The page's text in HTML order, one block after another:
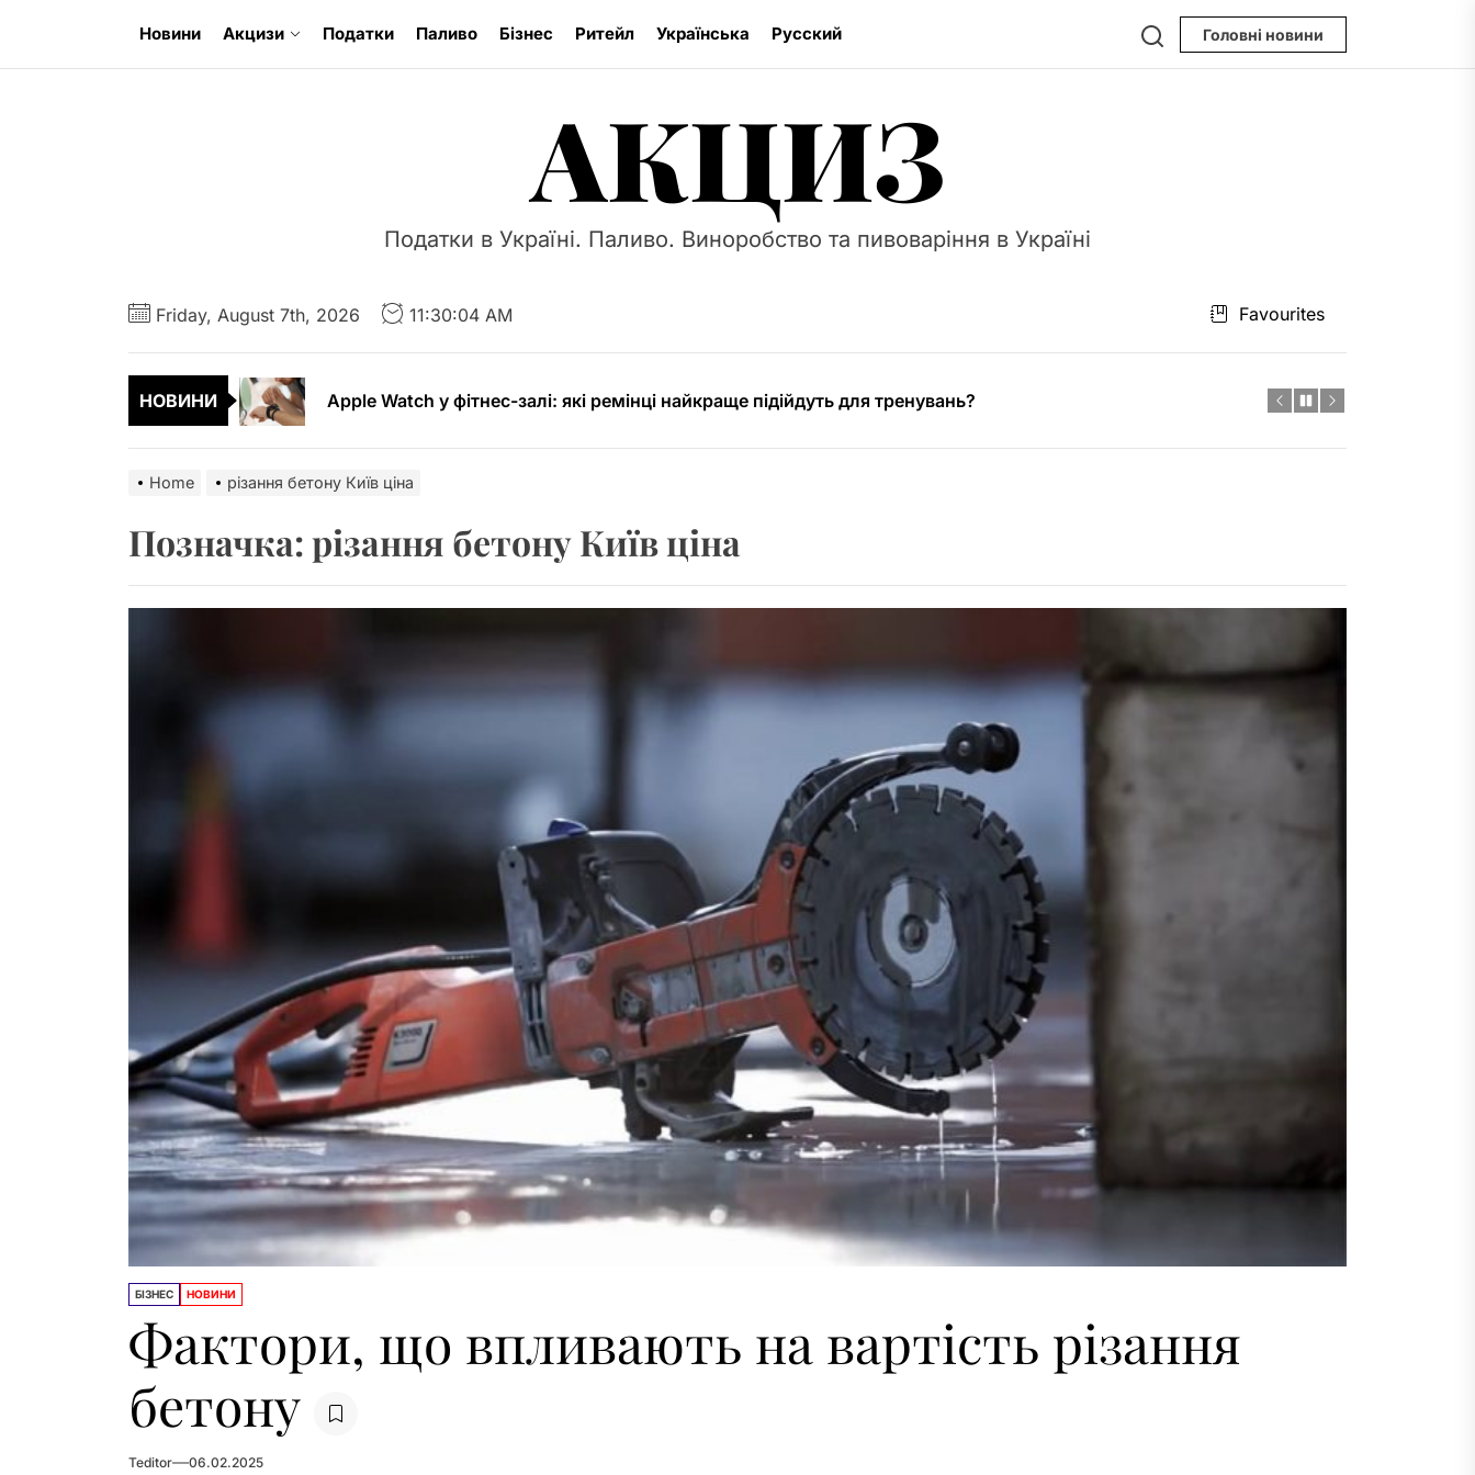
the
Новини Акцизи Податки Паливо Бізнес Ритейл Українська Русский Search Головні новини
АКЦИЗ
Податки в Україні. Паливо. Виноробство та пивоваріння в Україні
Friday, August 7th, 2026 11:30:04 AM Favourites
НОВИНИ
Літні шини – особливості та типи протекторних малюнків
Фактори, що впливають на вартість різання бетону
Літні шини – особливості та типи протекторних малюнків
Фактори, що впливають на вартість різання бетону
Чохли для iPad Air 13″ M2 (2024) – найкращий вибір для захисту вашого пристрою
Home різання бетону Київ ціна
Позначка:різання бетону Київ ціна
БІЗНЕС НОВИНИ
Фактори, що впливають на вартість різання
бетону
Teditor 06.02.2025